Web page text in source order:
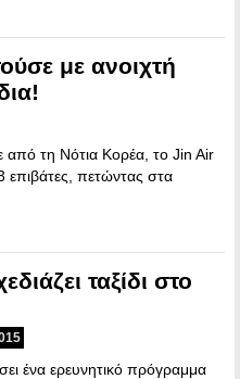
με ανοιχτή
τη Νότια Κορέα, το Jin Air
πετώντας στα
ταξίδι στο
ένα ερευνητικό πρόγραμμα